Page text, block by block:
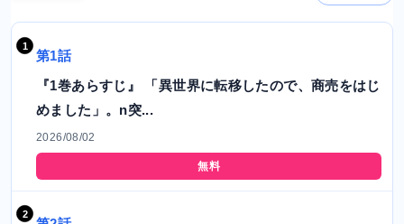
第1話
『1巻あらすじ』 「異世界に転移したので、商売をはじ
めました」。n突...
2026/08/02
無料